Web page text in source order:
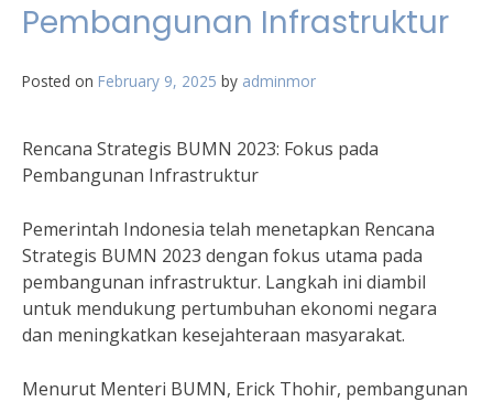
Pembangunan Infrastruktur
Posted on February 9, 2025 by adminmor
Rencana Strategis BUMN 2023: Fokus pada
Pembangunan Infrastruktur
Pemerintah Indonesia telah menetapkan Rencana
Strategis BUMN 2023 dengan fokus utama pada
pembangunan infrastruktur. Langkah ini diambil
untuk mendukung pertumbuhan ekonomi negara
dan meningkatkan kesejahteraan masyarakat.
Menurut Menteri BUMN, Erick Thohir, pembangunan